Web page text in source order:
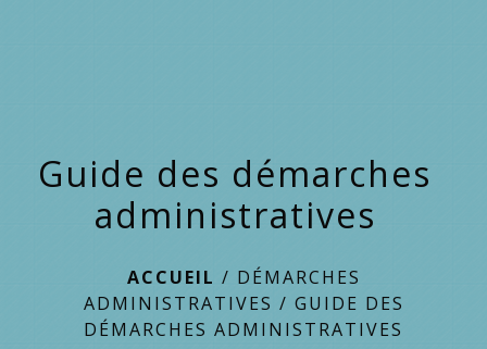
Guide des démarches
administratives
ACCUEIL / DÉMARCHES
ADMINISTRATIVES / GUIDE DES
DÉMARCHES ADMINISTRATIVES